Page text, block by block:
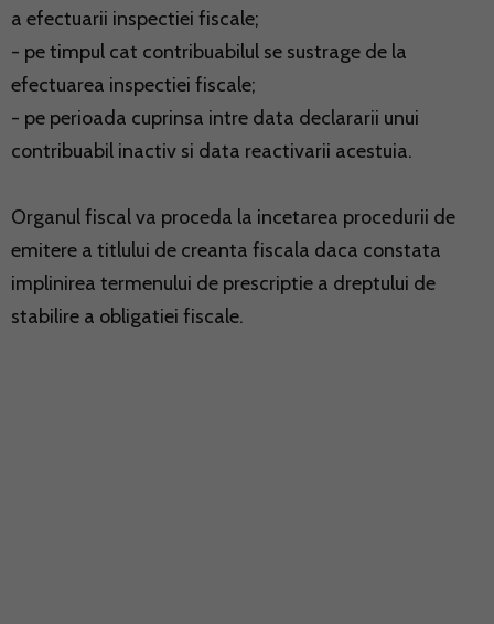
a efectuarii inspectiei fiscale;
- pe timpul cat contribuabilul se sustrage de la
efectuarea inspectiei fiscale;
- pe perioada cuprinsa intre data declararii unui
contribuabil inactiv si data reactivarii acestuia.
Organul fiscal va proceda la incetarea procedurii de
emitere a titlului de creanta fiscala daca constata
implinirea termenului de prescriptie a dreptului de
stabilire a obligatiei fiscale.